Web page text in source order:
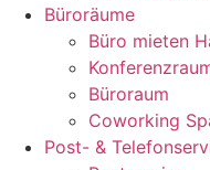
Büroräume
Büro mieten
Büroraum
Coworking
Post- &